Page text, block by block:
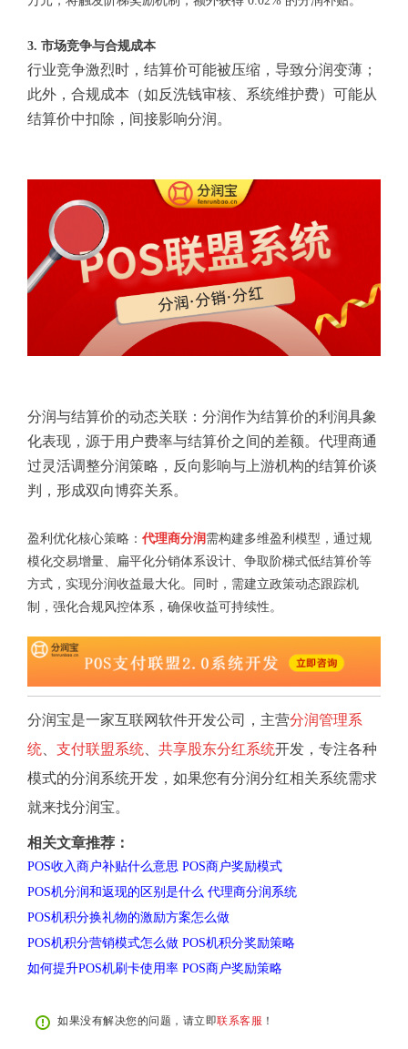
3. 市场竞争与合规成本
行业竞争激烈时，结算价可能被压缩，导致分润变薄；
此外，合规成本（如反洗钱审核、系统维护费）可能从
结算价中扣除，间接影响分润。
分润与结算价的动态关联：分润作为结算价的利润具象
化表现，源于用户费率与结算价之间的差额。代理商通
过灵活调整分润策略，反向影响与上游机构的结算价谈
判，形成双向博弈关系。
盈利优化核心策略： 代理商分润 需构建多维盈利模型，通过规
模化交易增量、扁平化分销体系设计、争取阶梯式低结算价等
方式，实现分润收益最大化。同时，需建立政策动态跟踪机
制，强化合规风控体系，确保收益可持续性。
分润宝是一家互联网软件开发公司，主营分润管理系
统
支付联盟系统 共享股东分红系统开发，专注各种
模式的分润系统开发，如果您有分润分红相关系统需求
就来找分润宝。
相关文章推荐：
POS收入商户补贴什么意思 POS商户奖励模式
POS机分润和返现的区别是什么 代理商分润系统
POS机积分换礼物的激励方案怎么做
POS机积分营销模式怎么做 POS机积分奖励策略
如何提升POS机刷卡使用率 POS商户奖励策略
如果没有解决您的问题，请立即联系客服 ！